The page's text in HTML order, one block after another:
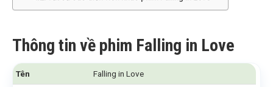
Thông tin về phim Falling in Love
Tên Falling in Love